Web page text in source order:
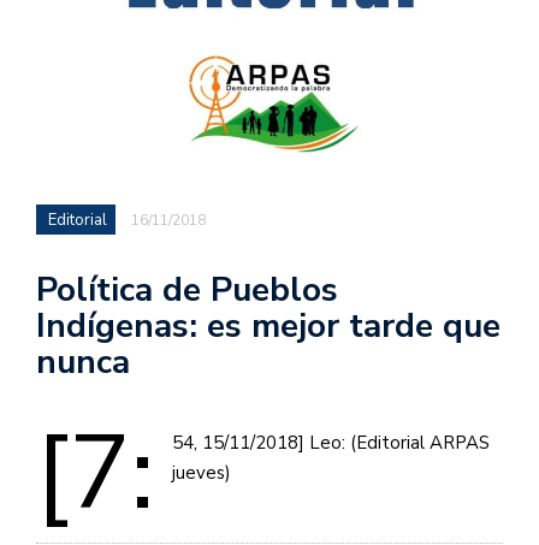
Editorial 16/11/2018
Política de Pueblos
Indígenas: es mejor tarde que
nunca
[7:
54, 15/11/2018] Leo: (Editorial ARPAS
jueves)